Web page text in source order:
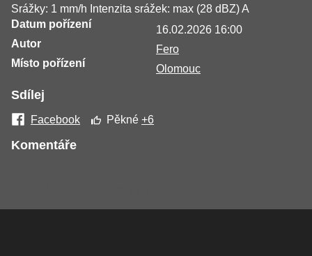
Srážky: 1 mm/h Intenzita srážek: max (28 dBZ) A
Datum pořízení
16.02.2026 16:00
Autor
Fero
Místo pořízení
Olomouc
Sdílej
Facebook Pěkné+6
Komentáře